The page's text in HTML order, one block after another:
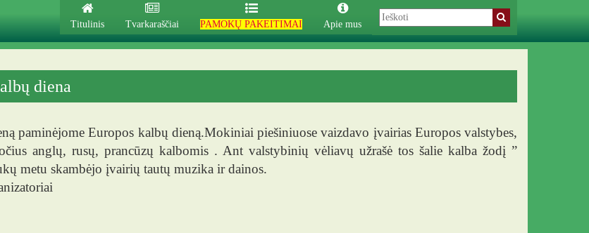
Titulinis Tvarkaraščiai PAMOKŲ PAKEITIMAI Apie mus
diena
paminėjome Europos kalbų dieną.Mokiniai piešiniuose vaizdavo įvairias Europos valstybes,
anglų, rusų, prancūzų kalbomis . Ant valstybinių vėliavų užrašė tos šalie kalba žodį ”
metu skambėjo įvairių tautų muzika ir dainos.